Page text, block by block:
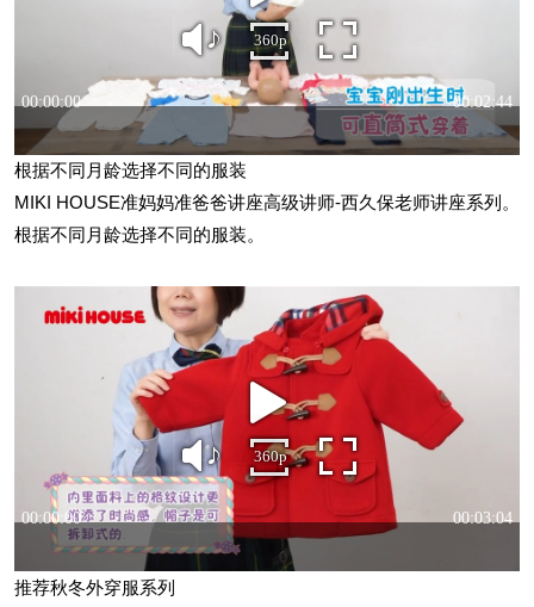
根据不同月龄选择不同的服装
MIKI HOUSE准妈妈准爸爸讲座高级讲师-西久保老师讲座系列。
根据不同月龄选择不同的服装。
推荐秋冬外穿服系列